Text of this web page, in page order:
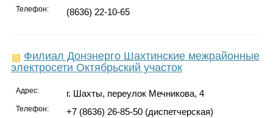
Телефон: (8636) 22-10-65
Филиал Донэнерго Шахтинские межрайонные
электросети Октябрьский участок
Адрес: г. Шахты, переулок Мечникова, 4
Телефон: +7 (8636) 26-85-50 (диспетчерская)